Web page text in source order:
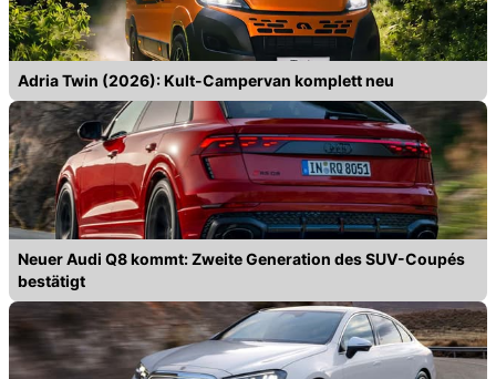
Adria Twin (2026): Kult-Campervan komplett neu
Neuer Audi Q8 kommt: Zweite Generation des SUV-Coupés
bestätigt